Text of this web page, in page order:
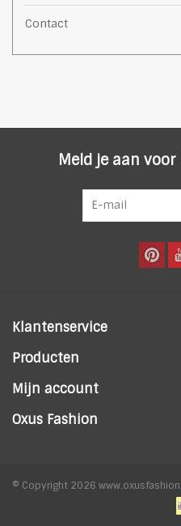
Contact
Meld je aan
Klantenservice
Producten
Mijn account
Oxus Fashion
© Copyright 2026